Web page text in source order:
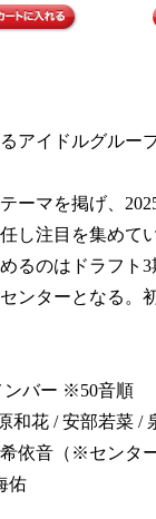
アイドルグルー
ーマを掲げ、
し注目を集めてい
るのはドラフト
ンターとなる。
ンバー ※50音順
花 / 安部若菜 /
依音（※センタ
佑